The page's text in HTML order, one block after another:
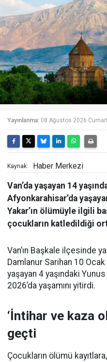
Yayınlanma: 08 Ağustos 2026
Kaynak: Haber Merkezi
Van’da yaşayan 14
Afyonkarahisar’da
Yakar’ın ölümüyle ilgili
çocukların katledildiği
Van’ın Başkale ilçesinde
Damlanur Sarihan 10
yaşayan 4 yaşındaki
2026’da yaşamını yitirdi.
‘İntihar ve kaza
geçti
Çocukların ölümü